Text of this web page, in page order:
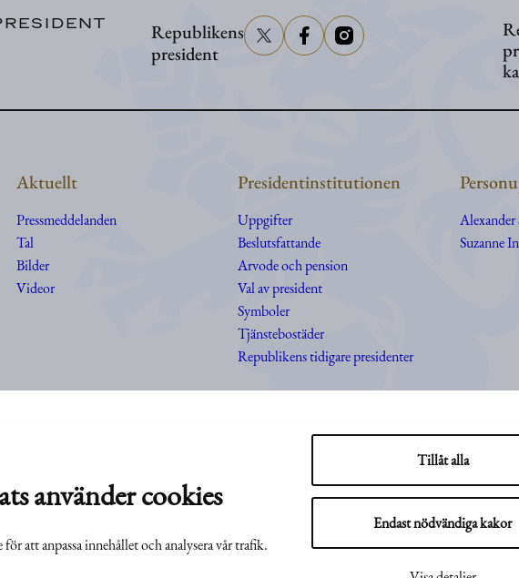
använder cookies
att anpassa innehållet och analysera vår trafik.
Tillåt alla
Endast nödvändiga kakor
Republikens
president
Aktuellt
Pressmeddelanden
Tal
Bilder
Videor
Presidentinstitutionen
Uppgifter
Beslutsfattande
Arvode och pension
Val av president
Symboler
Tjänstebostäder
Republikens tidigare presidenter
Alexander
Suzanne